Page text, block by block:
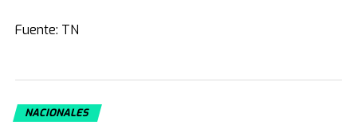
Fuente: TN
NACIONALES